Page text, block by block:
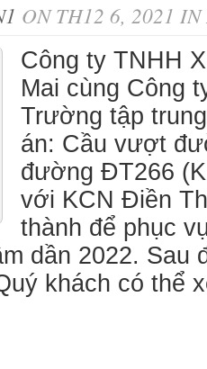
ON TH12 6, 2021 IN
Công ty TNHH
Mai cùng Công
Trường tập
án: Cầu vượt
đường ĐT266
với KCN Điền
thành để phục
dần 2022. Sau
khách có thể